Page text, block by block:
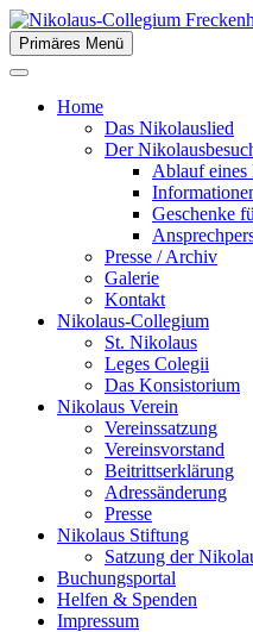
Zum
Inhalt
springen
Nikolaus-
Freckenhorst
der Stiftsstadt Freckenhorst e.V.
Primäres Menü
Home
Das Nikolauslied
Der
Ablauf eines
Geschenke
Presse / Archiv
Galerie
Kontakt
Nikolaus-Collegium
St. Nikolaus
Leges Colegii
Das Konsistorium
Nikolaus Verein
Vereinssatzung
Vereinsvorstand
Beitrittserklärung
Adressänderung
Presse
Nikolaus Stiftung
Satzung der
Buchungsportal
Helfen & Spenden
Impressum